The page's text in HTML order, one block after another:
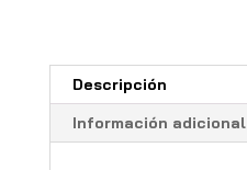
Descripción
Información adicional